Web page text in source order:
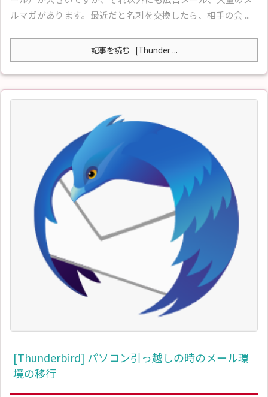
ルマガがあります。最近だと名刺を交換したら、相手の会 ...
記事を読む [Thunder ...
[Thunderbird] パソコン引っ越しの時のメール環
境の移行